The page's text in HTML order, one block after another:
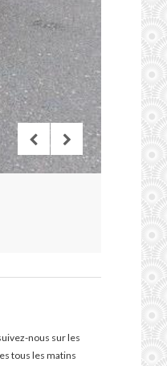
nous sur les
tous les matins